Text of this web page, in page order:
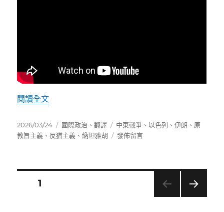
閱讀全文〈以色列前臨時總統亞伯拉罕・伯格談納坦雅胡
發
佈
2026/03/24
分
類
國際政治 、翻譯
標
籤
中東戰爭 、 以色列 、伊朗 、 原
教旨主義 、 反猶主義 、納坦雅胡
在
發佈留言
頁次1